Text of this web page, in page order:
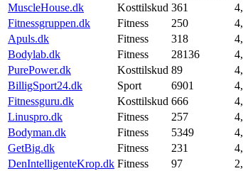
MuscleHouse.dk
Kosttilskud 361
Fitnessgruppen.dk
Fitness 250
Apuls.dk
Fitness 318
Bodylab.dk
Fitness 28136
PurePower.dk
Kosttilskud 89
BilligSport24.dk
Sport 6901
Fitnessguru.dk
Kosttilskud 666
Linuspro.dk
Fitness 257
Bodyman.dk
Fitness 5349
GetBig.dk
Fitness 231
DenIntelligenteKrop.dk Fitness 97